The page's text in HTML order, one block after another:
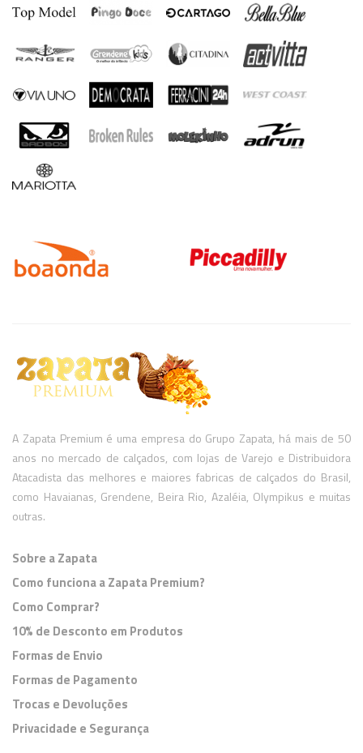
A Zapata Premium é uma empresa do Grupo Zapata, há mais de 50
anos no mercado de calçados, com lojas de Varejo e Distribuidora
Atacadista das melhores e maiores fabricas de calçados do Brasil,
como Havaianas, Grendene, Beira Rio, Azaléia, Olympikus e muitas
outras.
Sobre a Zapata
Como funciona a Zapata Premium?
Como Comprar?
10% de Desconto em Produtos
Formas de Envio
Formas de Pagamento
Trocas e Devoluções
Privacidade e Segurança